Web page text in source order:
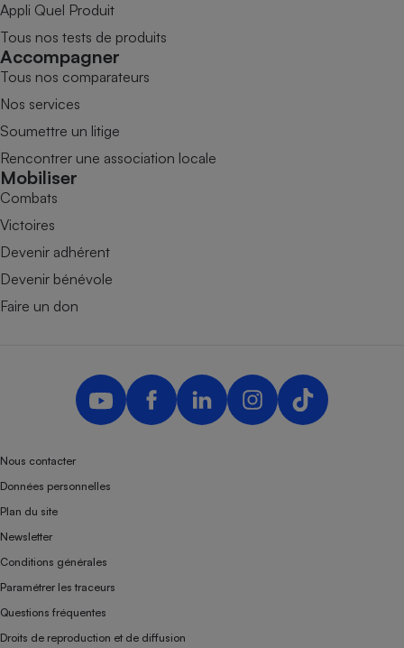
Appli Quel Produit
Tous nos tests de produits
Accompagner
Tous nos comparateurs
Nos services
Soumettre un litige
Rencontrer une association locale
Mobiliser
Combats
Victoires
Devenir adhérent
Devenir bénévole
Faire un don
Nous contacter
Données personnelles
Plan du site
Newsletter
Conditions générales
Paramétrer les traceurs
Questions fréquentes
Droits de reproduction et de diffusion